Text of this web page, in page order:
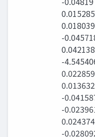
-
-
-
-
-